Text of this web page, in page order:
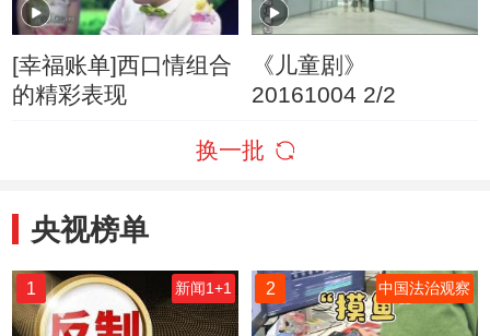
[幸福账单]西口情组合
的精彩表现
《儿童剧》
20161004 2/2
换一批
央视榜单
1 新闻1+1 2 中国法治观察